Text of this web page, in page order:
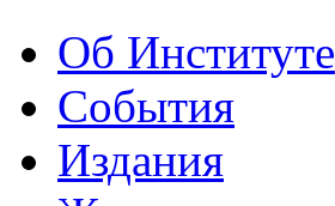
Об Институте
События
Издания